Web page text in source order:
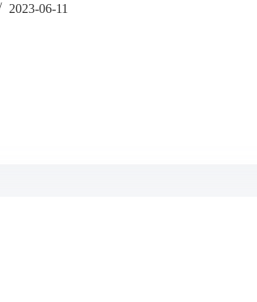
2023-06-11